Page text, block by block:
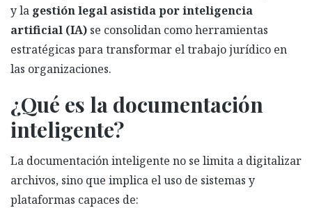
y la gestión legal asistida por inteligencia
artificial (IA) se consolidan como herramientas
estratégicas para transformar el trabajo jurídico en
las organizaciones.
¿Qué es la documentación
inteligente?
La documentación inteligente no se limita a digitalizar
archivos, sino que implica el uso de sistemas y
plataformas capaces de: